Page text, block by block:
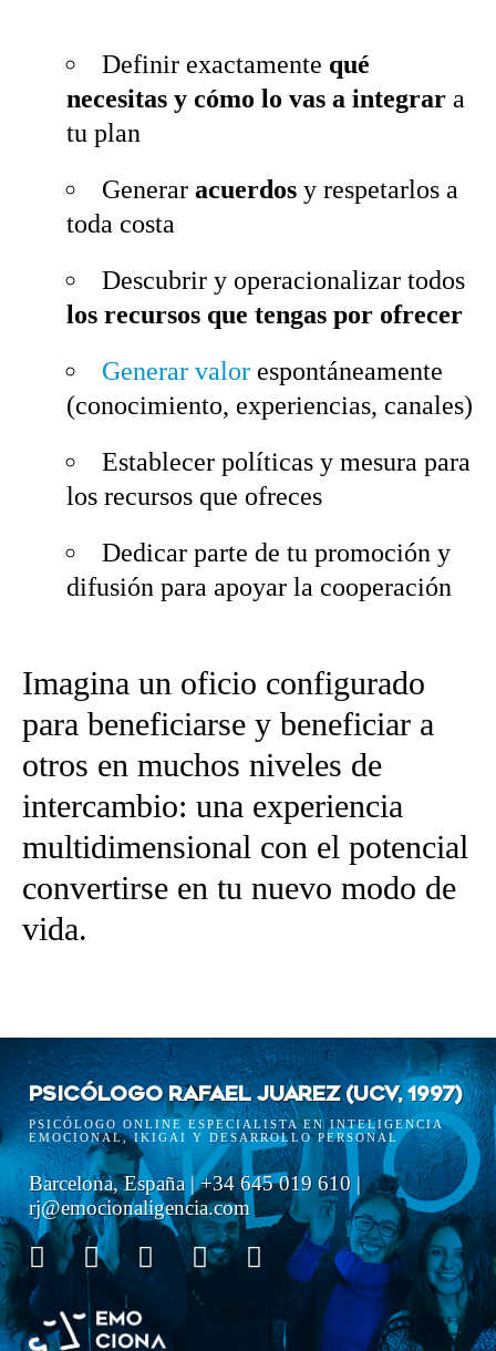
Definir exactamente qué
necesitas y cómo lo vas a integrar a
tu plan
Generar acuerdos y respetarlos a
toda costa
Descubrir y operacionalizar todos
los recursos que tengas por ofrecer
Generar valor espontáneamente
(conocimiento, experiencias, canales)
Establecer políticas y mesura para
los recursos que ofreces
Dedicar parte de tu promoción y
difusión para apoyar la cooperación
Imagina un oficio configurado
para beneficiarse y beneficiar a
otros en muchos niveles de
intercambio: una experiencia
multidimensional con el potencial
convertirse en tu nuevo modo de
vida.
PSICÓLOGO RAFAEL JUAREZ (UCV, 1997)
PSICÓLOGO ONLINE ESPECIALISTA EN INTELIGENCIA
EMOCIONAL, IKIGAI Y DESARROLLO PERSONAL
Barcelona, España | +34 645 019 610 |
rj@emocionaligencia.com